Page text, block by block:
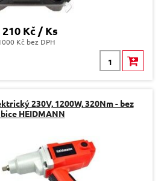
210 Kč / Ks
Kč bez DPH
230V, 1200W, 320Nm - bez
HEIDMANN